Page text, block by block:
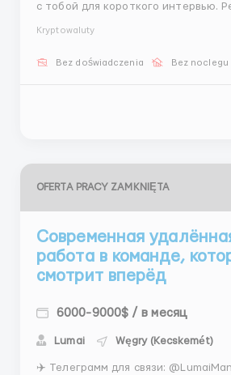
с тобой для короткого интервью.
продукты на стыке финансов и
Kryptowaluty
Bez doświadczenia Bez noclegu
OFERTA PRACY ZAMKNIĘTA
Современная
работа в команде,
смотрит вперёд
6000-9000$ / в месяц
Lumai Węgry (Kecskemét)
✈️ Телеграмм для связи: @LumaiManager 🏆